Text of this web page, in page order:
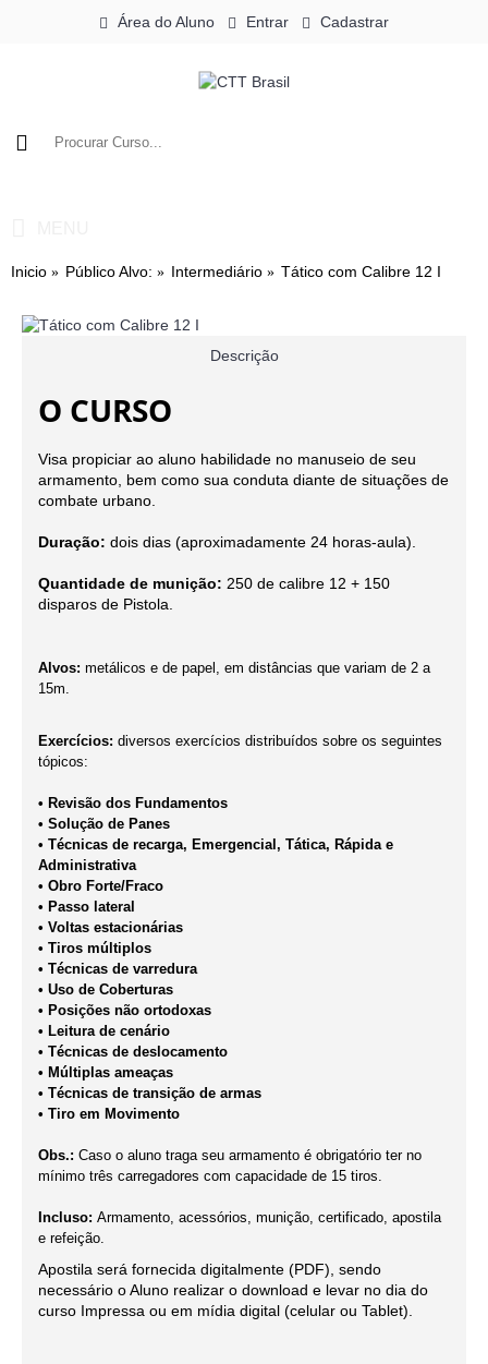
Área do Aluno Entrar Cadastrar
Inicio Público Alvo: Intermediário Tático com Calibre 12 I
Descrição
O CURSO
Visa propiciar ao aluno habilidade no manuseio de seu
armamento, bem como sua conduta diante de situações de
combate urbano.
Duração: dois dias (aproximadamente 24 horas-aula).
Quantidade de munição: 250 de calibre 12 + 150
disparos de Pistola.
Alvos: metálicos e de papel, em distâncias que variam de 2 a
15m.
Exercícios: diversos exercícios distribuídos sobre os seguintes
tópicos:
• Revisão dos Fundamentos
• Solução de Panes
• Técnicas de recarga, Emergencial, Tática, Rápida e
Administrativa
• Obro Forte/Fraco
• Passo lateral
• Voltas estacionárias
• Tiros múltiplos
• Técnicas de varredura
• Uso de Coberturas
• Posições não ortodoxas
• Leitura de cenário
• Técnicas de deslocamento
• Múltiplas ameaças
• Técnicas de transição de armas
• Tiro em Movimento
Obs.: Caso o aluno traga seu armamento é obrigatório ter no
mínimo três carregadores com capacidade de 15 tiros.
Incluso: Armamento, acessórios, munição, certificado, apostila
e refeição.
Apostila será fornecida digitalmente (PDF), sendo
necessário o Aluno realizar o download e levar no dia do
curso Impressa ou em mídia digital (celular ou Tablet).